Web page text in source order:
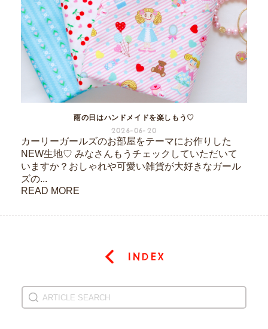
雨の日はハンドメイドを楽しもう♡
2026-06-20
カーリーガールズのお部屋をテーマにお作りした
NEW生地♡ みなさんもうチェックしていただいて
いますか？おしゃれや可愛い雑貨が大好きなガール
ズの...
READ MORE
INDEX